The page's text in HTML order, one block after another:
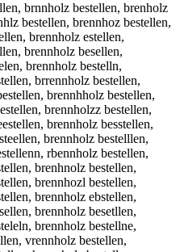
brnnholz bestellen, brenholz
bestellen, brennhoz bestellen,
brennholz estellen,
brennholz besellen,
brennholz bestelln,
brrennholz bestellen,
brennhholz bestellen,
brennholzz bestellen,
brennholz besstellen,
brennholz bestelllen,
rbennholz bestellen,
brenhnolz bestellen,
brennhozl bestellen,
brennholz ebstellen,
brennholz besetllen,
brennholz bestellne,
vrennholz bestellen,